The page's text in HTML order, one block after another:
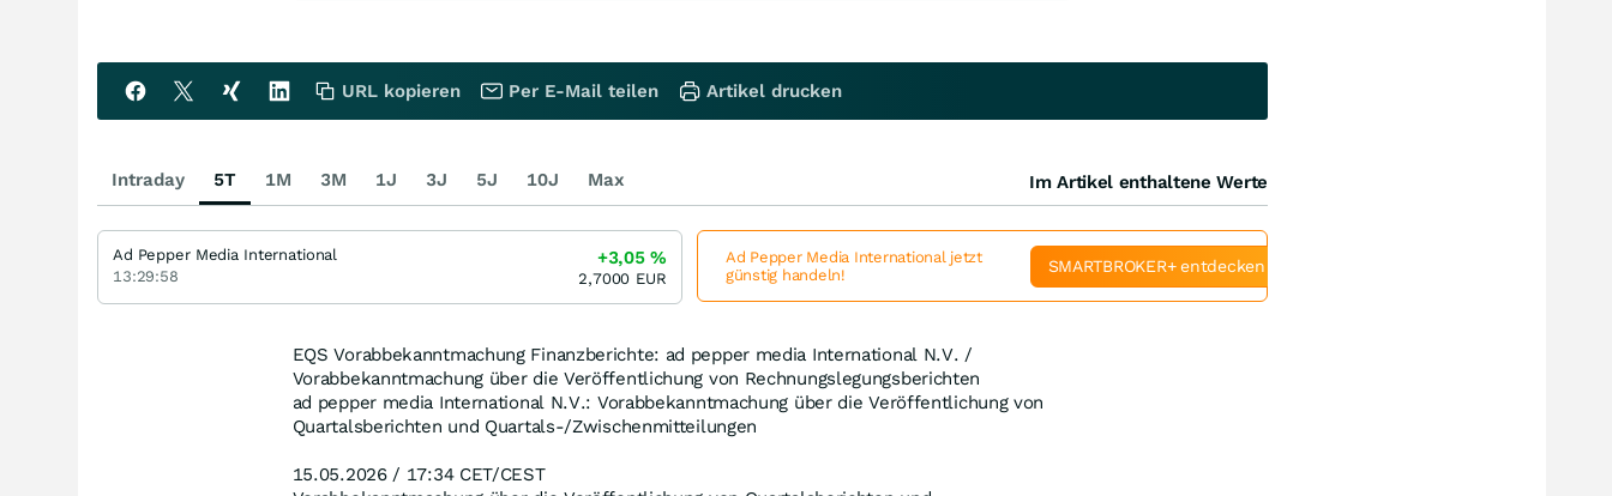
EQS Vorabbekanntmachung Finanzberichte: ad pepper media International N.V. /
Vorabbekanntmachung über die Veröffentlichung von Rechnungslegungsberichten
ad pepper media International N.V.: Vorabbekanntmachung über die Veröffentlichung von
Quartalsberichten und Quartals-/Zwischenmitteilungen
15.05.2026 / 17:34 CET/CEST
URL kopieren Per E-Mail teilen Artikel drucken
Intraday 5T 1M 3M 1J 3J 5J 10J Max Im Artikel enthaltene Werte
Ad Pepper Media International
13:29:58
+3,05%
2,7000 EUR
Ad Pepper Media International jetzt
günstig handeln!
SMARTBROKER+ entdecken